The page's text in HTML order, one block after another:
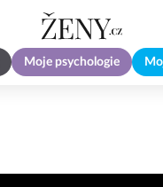
Moje psychologie